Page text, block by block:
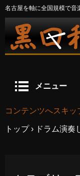
名古屋を軸に全国規模で音
メニュー
コンテンツへスキッ
トップ › ドラム演奏